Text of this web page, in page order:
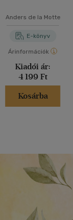
Anders de la Motte
E-könyv
Árinformációk
Kiadói ár:
4 199 Ft
Kosárba